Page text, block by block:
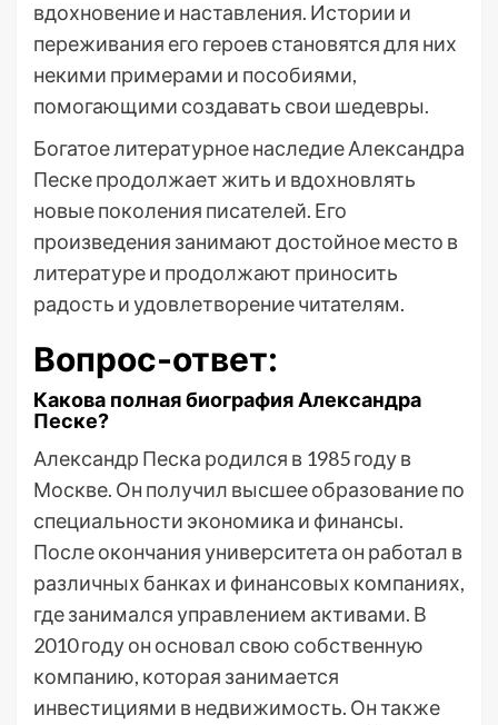
вдохновение и наставления. Истории и
переживания его героев становятся для них
некими примерами и пособиями,
помогающими создавать свои шедевры.
Богатое литературное наследие Александра
Песке продолжает жить и вдохновлять
новые поколения писателей. Его
произведения занимают достойное место в
литературе и продолжают приносить
радость и удовлетворение читателям.
Вопрос-ответ:
Какова полная биография Александра
Песке?
Александр Песка родился в 1985 году в
Москве. Он получил высшее образование по
специальности экономика и финансы.
После окончания университета он работал в
различных банках и финансовых компаниях,
где занимался управлением активами. В
2010 году он основал свою собственную
компанию, которая занимается
инвестициями в недвижимость. Он также